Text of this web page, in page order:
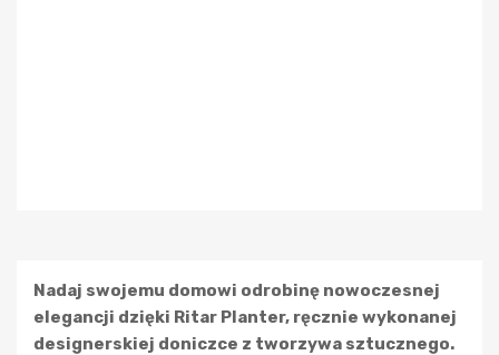
Nadaj swojemu domowi odrobinę nowoczesnej
elegancji dzięki Ritar Planter, ręcznie wykonanej
designerskiej doniczce z tworzywa sztucznego.